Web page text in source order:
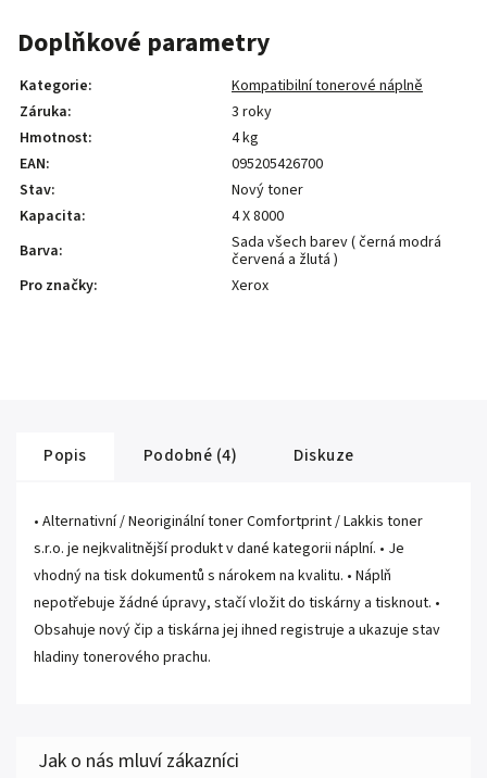
Doplňkové parametry
Kategorie:
Kompatibilní tonerové náplně
Záruka:
3 roky
Hmotnost:
4 kg
EAN:
095205426700
Stav:
Nový toner
Kapacita:
4 X 8000
Barva:
Sada všech barev ( černá modrá
červená a žlutá )
Pro značky: Xerox
Popis Podobné (4) Diskuze
• Alternativní / Neoriginální toner Comfortprint / Lakkis toner
s.r.o. je nejkvalitnější produkt v dané kategorii náplní. • Je
vhodný na tisk dokumentů s nárokem na kvalitu. • Náplň
nepotřebuje žádné úpravy, stačí vložit do tiskárny a tisknout. •
Obsahuje nový čip a tiskárna jej ihned registruje a ukazuje stav
hladiny tonerového prachu.